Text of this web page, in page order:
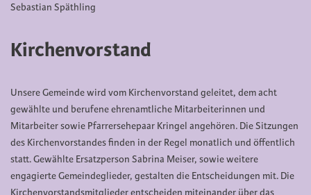
Sebastian Späthling
Kirchenvorstand
Unsere Gemeinde wird vom Kirchenvorstand geleitet, dem acht
gewählte und berufene ehrenamtliche Mitarbeiterinnen und
Mitarbeiter sowie Pfarrersehepaar Kringel angehören. Die Sitzungen
des Kirchenvorstandes finden in der Regel monatlich und öffentlich
statt. Gewählte Ersatzperson Sabrina Meiser, sowie weitere
engagierte Gemeindeglieder, gestalten die Entscheidungen mit. Die
Kirchenvorstandsmitglieder entscheiden miteinander über das